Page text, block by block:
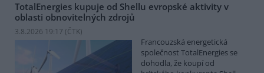
TotalEnergies kupuje od Shellu evropské aktivity v
oblasti obnovitelných zdrojů
3.8.2026 19:17 (ČTK)
Francouzská energetická
společnost TotalEnergies se
dohodla, že koupí od